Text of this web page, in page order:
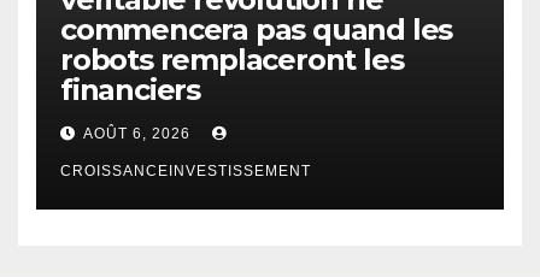
commencera pas quand les
robots remplaceront les
financiers
AOÛT 6, 2026
CROISSANCEINVESTISSEMENT